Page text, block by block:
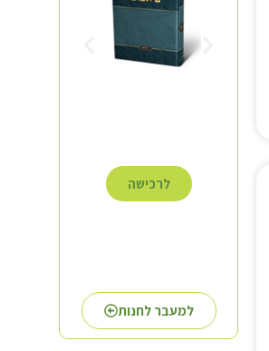
לרכישה
למעבר לחנות